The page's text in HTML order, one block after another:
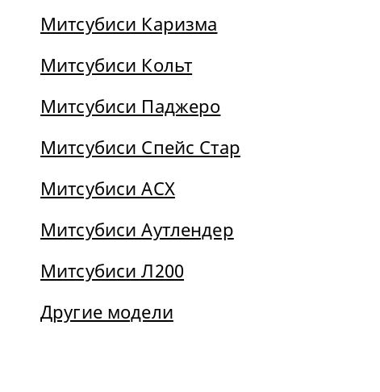
Митсубиси Каризма
Митсубиси Кольт
Митсубиси Паджеро
Митсубиси Спейс Стар
Митсубиси АСХ
Митсубиси Аутлендер
Митсубиси Л200
Другие модели